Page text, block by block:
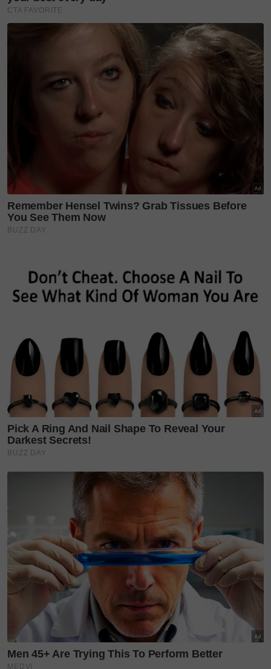
Satu perkara yang amat dipuji tentang BCL ialah
tentang hubungan baiknya bersama keluarga Ashraf.
Jelas terpapar keakraban antara mereka.
Meninjau ke ruangan komen, rata-rata peminat BCL
memberikan ucap selamat sempena ulang tahun
perkahwinannya bersama arwah Ashraf. Berikut
- "Al-Fatihah. Semoga terus tabah.
setia, jangan kau dengar... Tuhan yang tau kucinta
kau..."
- "Semoga jodoh dunia akhirat kalian.
- "Cinta BCL buat Ashraf luar biasa.
- "Rindu yang tak akan pernah habis.
- "Semangat selalu wanita hebat.
‘Wanita Terbahagia’ini telah
melangsungkan perkahwinannya dengan Ashraf
Sinclair atau nama sebenarnya Ashraf Daniel
Mohammed Sinclair pada 8 November 2008.
Hasil perkongsian hidup pasangan romantis ini,
mereka telah dikurniakan dengan seorang cahaya
mata lelaki iaitu Noah Aidan Sinclair yang lahir pada
22 September 2010.
Ashraf meninggal dunia pada 18 Februari 2020
akibat serangan jantung ketika tidur selepas tidak
sedarkan diri ketika dikejutkan.